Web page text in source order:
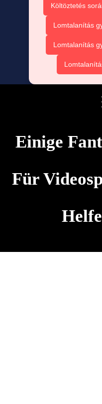
Költöztetés
Lomtalanítás
Lomtalanítás
Einige
Für